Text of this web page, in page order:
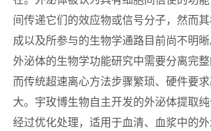
间传递它们的效应物或信号分子，然而
成以及所参与的生物学通路目前尚不明晰
外泌体的生物学功能研究中需要分离完整
而传统超速离心方法步骤繁琐、硬件要
大。宇玫博生物自主开发的外泌体提取
经过优化处理，适用于血清、血浆中的